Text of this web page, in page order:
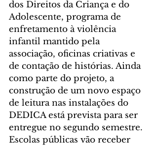
dos Direitos da Criança e do
Adolescente, programa de
enfretamento à violência
infantil mantido pela
associação, oficinas criativas e
de contação de histórias. Ainda
como parte do projeto, a
construção de um novo espaço
de leitura nas instalações do
DEDICA está prevista para ser
entregue no segundo semestre.
Escolas públicas vão receber